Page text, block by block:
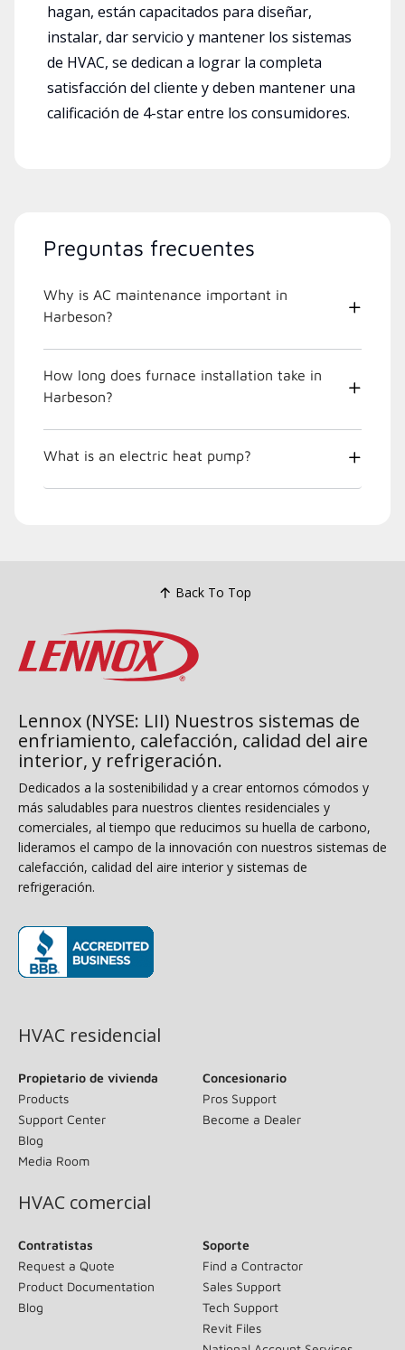
hagan, están capacitados para diseñar,
instalar, dar servicio y mantener los sistemas
de HVAC, se dedican a lograr la completa
satisfacción del cliente y deben mantener una
calificación de 4-star entre los consumidores.
Preguntas frecuentes
Why is AC maintenance important in
Harbeson?
How long does furnace installation take in
Harbeson?
What is an electric heat pump?
Back To Top
Lennox (NYSE: LII) Nuestros sistemas de
enfriamiento, calefacción, calidad del aire
interior, y refrigeración.
Dedicados a la sostenibilidad y a crear entornos cómodos y
más saludables para nuestros clientes residenciales y
comerciales, al tiempo que reducimos su huella de carbono,
lideramos el campo de la innovación con nuestros sistemas de
calefacción, calidad del aire interior y sistemas de
refrigeración.
HVAC residencial
Propietario de vivienda
Products
Support Center
Blog
Media Room
Concesionario
Pros Support
Become a Dealer
HVAC comercial
Contratistas
Request a Quote
Product Documentation
Blog
Soporte
Find a Contractor
Sales Support
Tech Support
Revit Files